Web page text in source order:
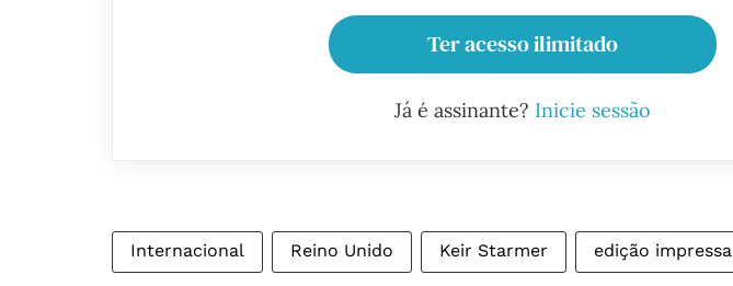
Ter acesso ilimitado
Já é assinante? Inicie sessão
Internacional Reino Unido Keir Starmer edição impressa